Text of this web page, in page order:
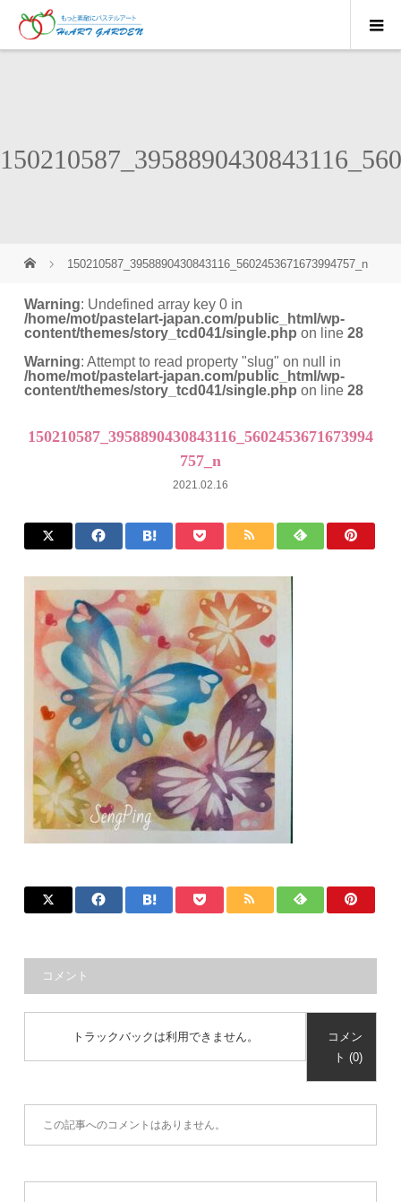
150210587_3958890430843116_5602453671673994757_n
Warning: Undefined array key 0 in
/home/mot/pastelart-japan.com/public_html/wp-
content/themes/story_tcd041/single.php on line28
Warning: Attempt to read property "slug" on null in
/home/mot/pastelart-japan.com/public_html/wp-
content/themes/story_tcd041/single.php on line28
150210587_3958890430843116_5602453671673994
757_n
2021.02.16
コメント
トラックバックは利用できません。
コメン
ト (0)
この記事へのコメントはありません。